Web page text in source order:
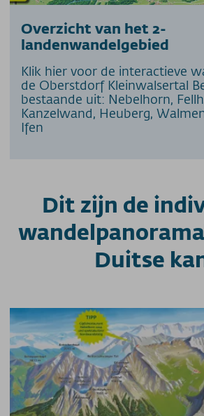
Overzicht van het 2-
landenwandelgebied
Klik hier voor de interactieve
de Oberstdorf Kleinwalsertal
bestaande uit: Nebelhorn,
Kanzelwand, Heuberg,
Ifen
Dit zijn de
Duitse